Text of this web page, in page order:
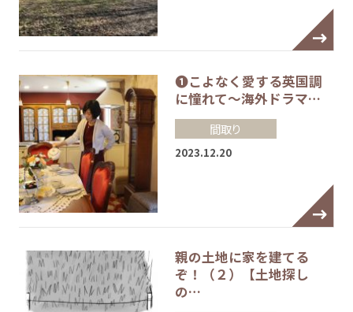
❶こよなく愛する英国調
に憧れて～海外ドラマ…
間取り
2023.12.20
親の土地に家を建てる
ぞ！（２）【土地探し
の…